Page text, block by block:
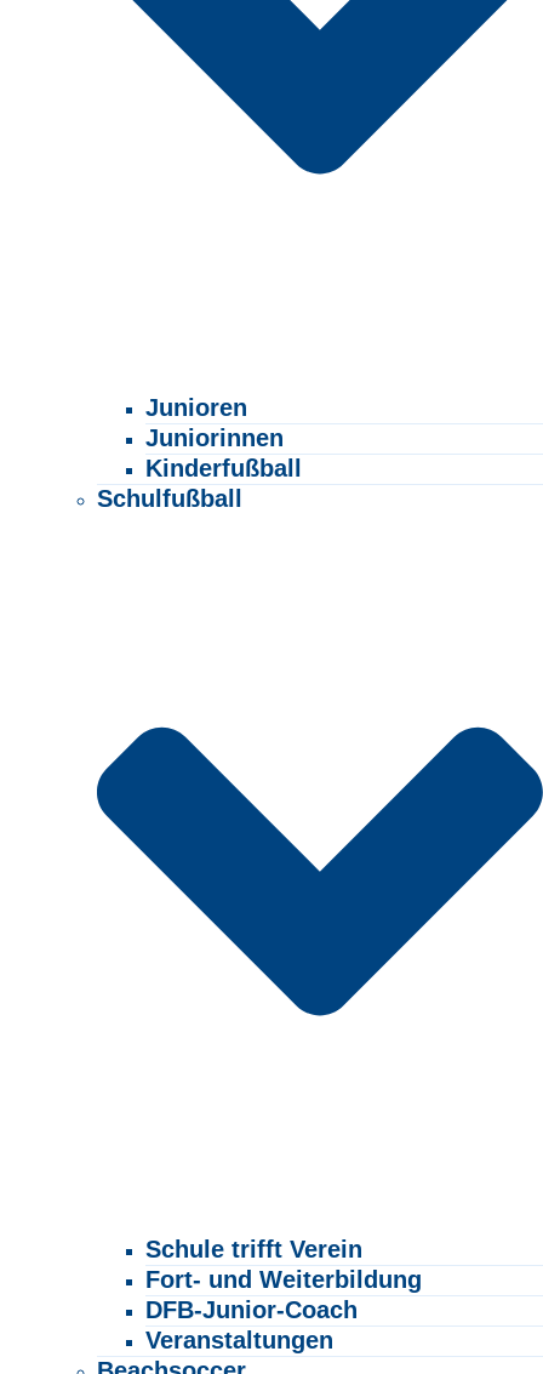
Junioren
Juniorinnen
Kinderfußball
Schulfußball
Schule trifft Verein
Fort- und Weiterbildung
DFB-Junior-Coach
Veranstaltungen